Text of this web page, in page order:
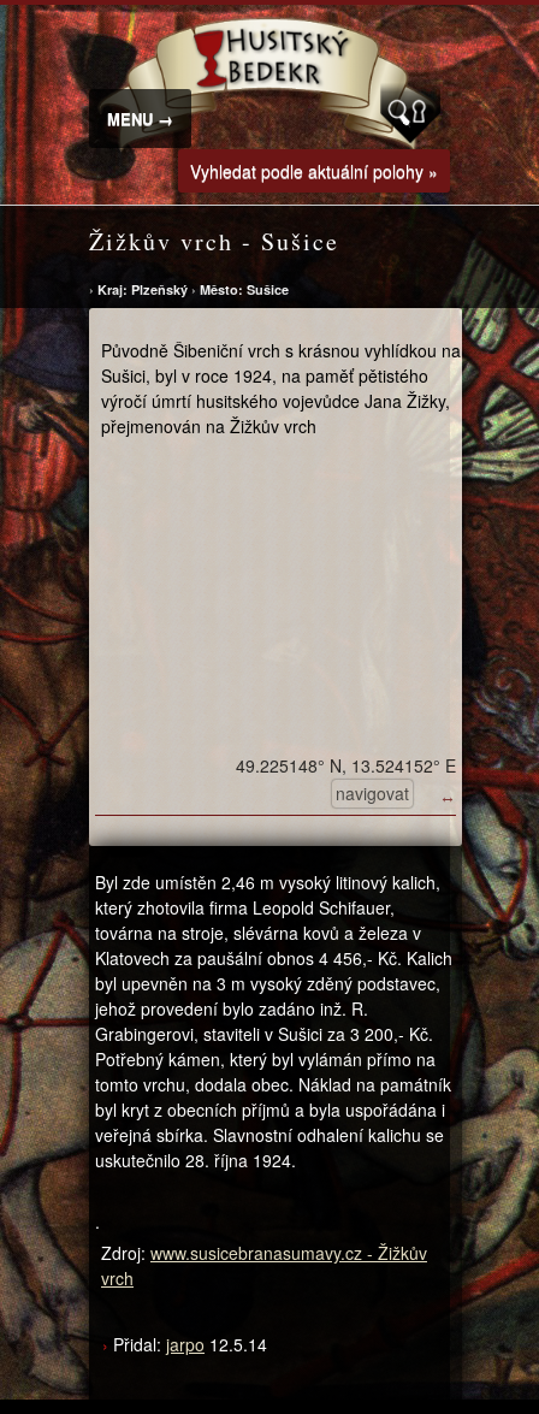
MENU →
Vyhledat podle aktuální polohy »
Žižkův vrch - Sušice
› Kraj: Plzeňský › Město: Sušice
Původně Šibeniční vrch s krásnou vyhlídkou na
Sušici, byl v roce 1924, na paměť pětistého
výročí úmrtí husitského vojevůdce Jana Žižky,
přejmenován na Žižkův vrch
↔
49.225148° N, 13.524152° E
navigovat
Byl zde umístěn 2,46 m vysoký litinový kalich,
který zhotovila firma Leopold Schifauer,
továrna na stroje, slévárna kovů a železa v
Klatovech za paušální obnos 4 456,- Kč. Kalich
byl upevněn na 3 m vysoký zděný podstavec,
jehož provedení bylo zadáno inž. R.
Grabingerovi, staviteli v Sušici za 3 200,- Kč.
Potřebný kámen, který byl vylámán přímo na
tomto vrchu, dodala obec. Náklad na památník
byl kryt z obecních příjmů a byla uspořádána i
veřejná sbírka. Slavnostní odhalení kalichu se
uskutečnilo 28. října 1924.
.
Zdroj: www.susicebranasumavy.cz - Žižkův
vrch
Přidal: jarpo 12.5.14